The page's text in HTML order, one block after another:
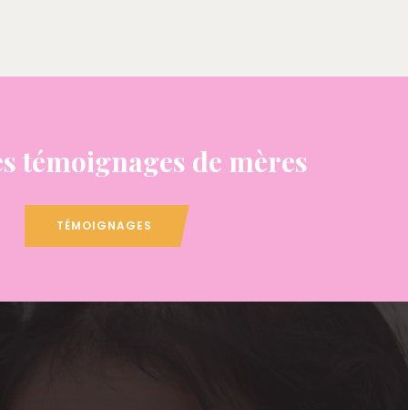
témoignages de mères
TÉMOIGNAGES